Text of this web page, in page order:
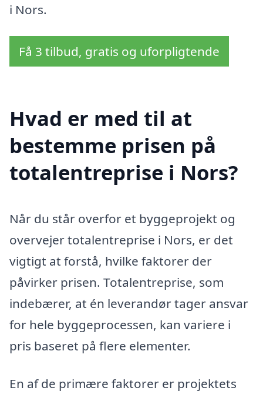
i Nors.
Få 3 tilbud, gratis og uforpligtende
Hvad er med til at
bestemme prisen på
totalentreprise i Nors?
Når du står overfor et byggeprojekt og
overvejer totalentreprise i Nors, er det
vigtigt at forstå, hvilke faktorer der
påvirker prisen. Totalentreprise, som
indebærer, at én leverandør tager ansvar
for hele byggeprocessen, kan variere i
pris baseret på flere elementer.
En af de primære faktorer er projektets